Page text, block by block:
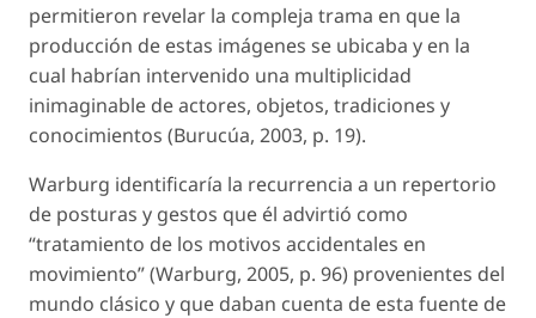
permitieron revelar la compleja trama en que la
producción de estas imágenes se ubicaba y en la
cual habrían intervenido una multiplicidad
inimaginable de actores, objetos, tradiciones y
conocimientos (Burucúa, 2003, p. 19).
Warburg identificaría la recurrencia a un repertorio
de posturas y gestos que él advirtió como
“tratamiento de los motivos accidentales en
movimiento” (Warburg, 2005, p. 96) provenientes del
mundo clásico y que daban cuenta de esta fuente de